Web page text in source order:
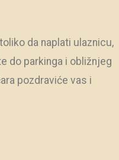
da naplati ulaznicu,
do parkinga i obližnjeg
pozdraviće vas i